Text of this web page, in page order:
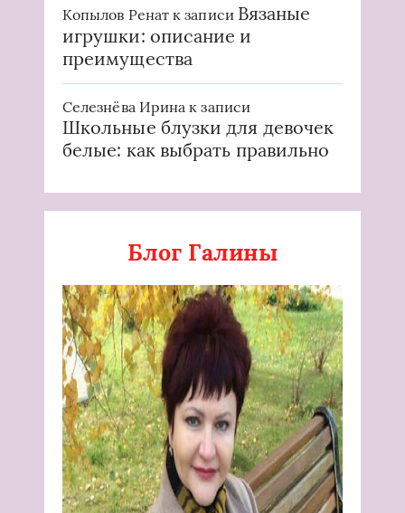
Копылов Ренат к записи Вязаные
игрушки: описание и
преимущества
Селезнёва Ирина к записи
Школьные блузки для девочек
белые: как выбрать правильно
Блог Галины